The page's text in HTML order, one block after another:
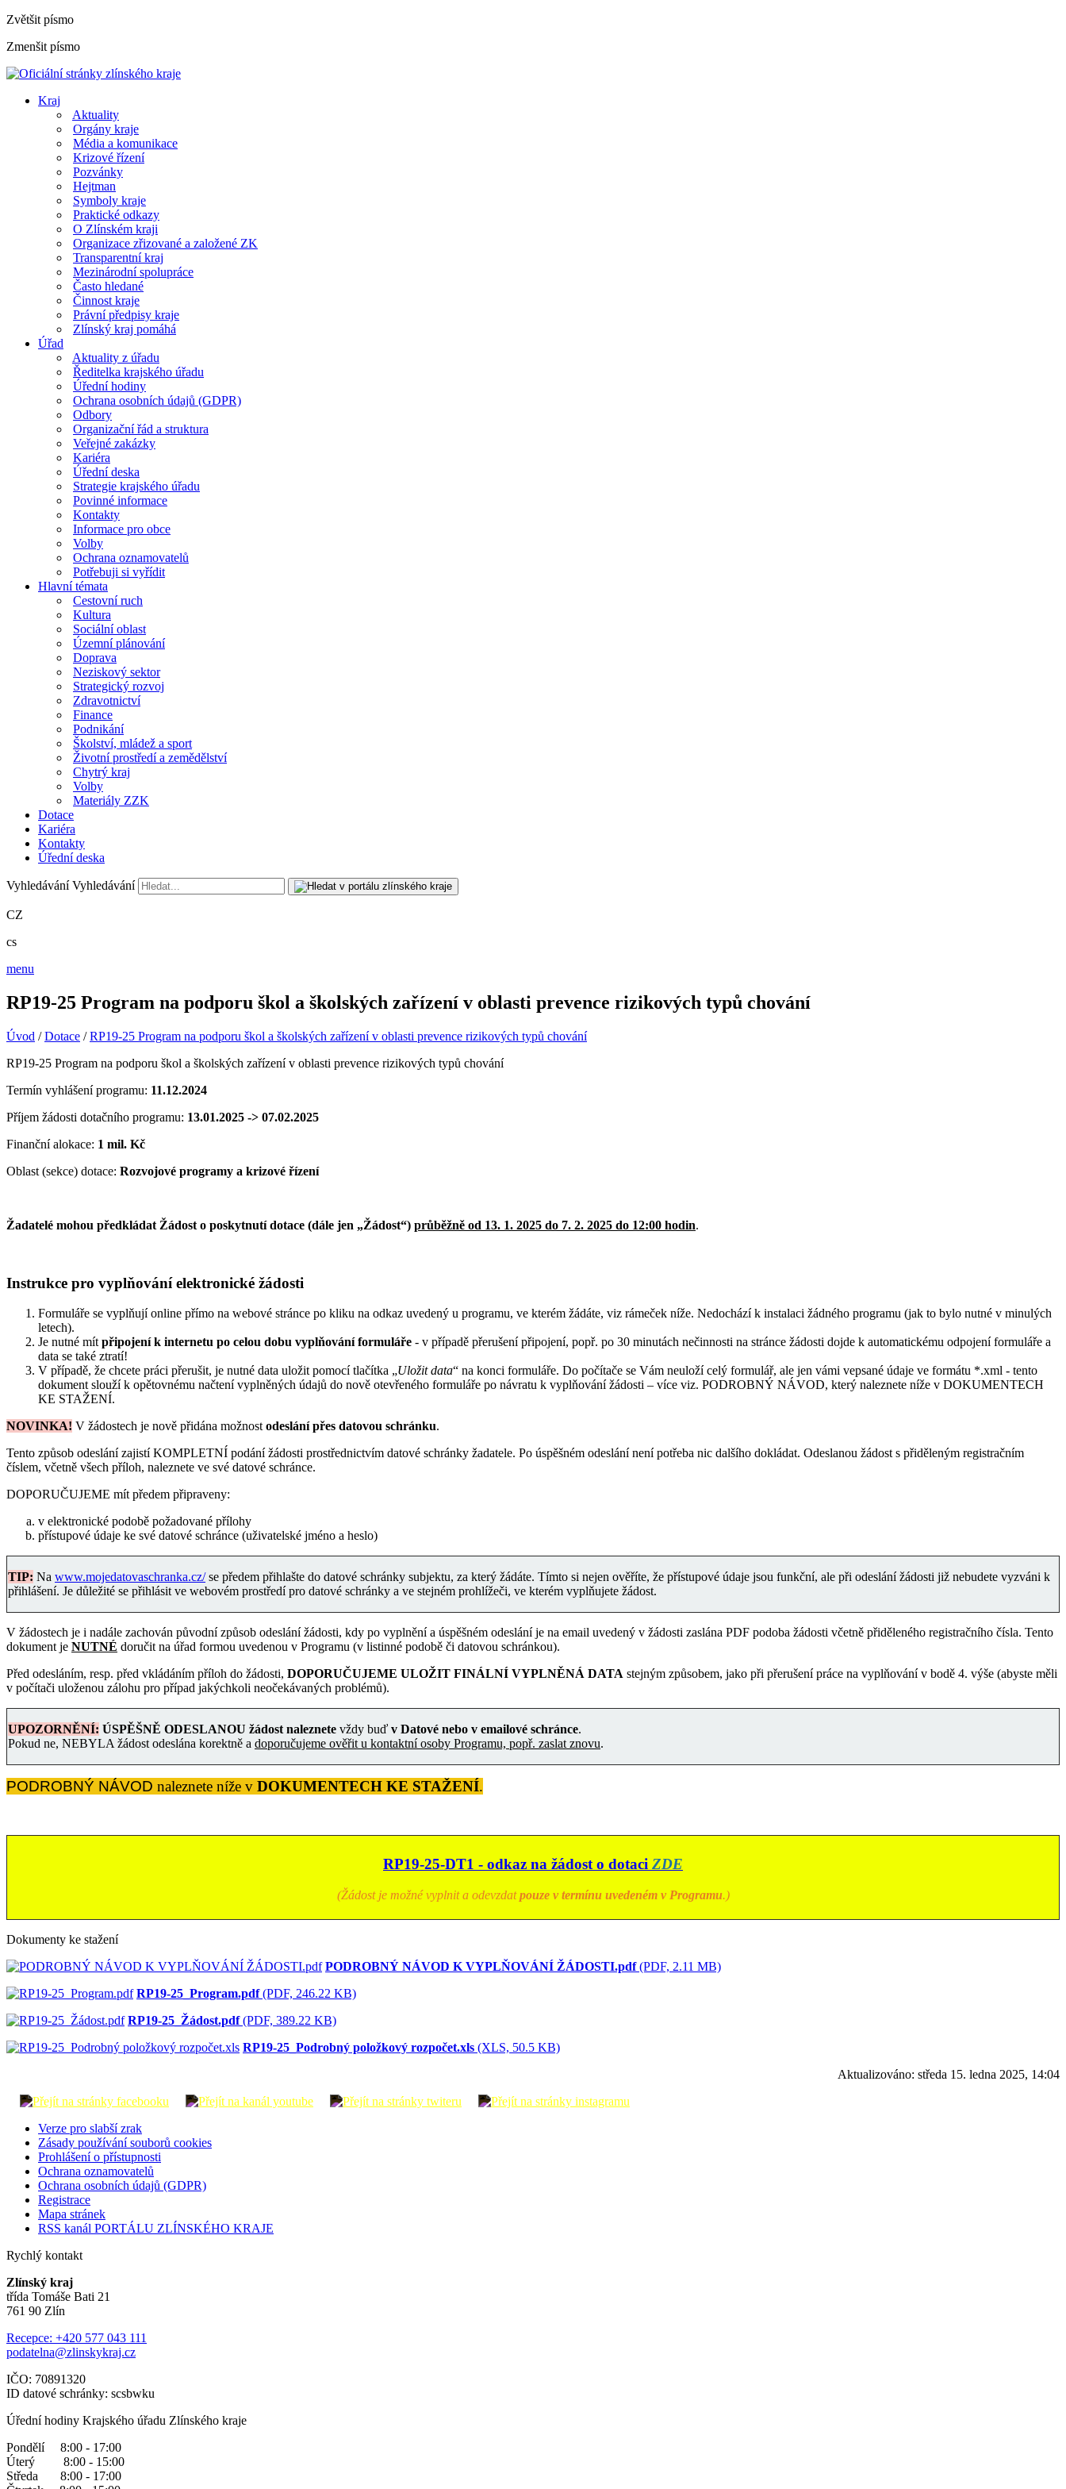
Zvětšit písmo
Zmenšit písmo
Kraj
Aktuality
Orgány kraje
Média a komunikace
Krizové řízení
Pozvánky
Hejtman
Symboly kraje
Praktické odkazy
O Zlínském kraji
Organizace zřizované a založené ZK
Transparentní kraj
Mezinárodní spolupráce
Často hledané
Činnost kraje
Právní předpisy kraje
Zlínský kraj pomáhá
Úřad
Aktuality z úřadu
Ředitelka krajského úřadu
Úřední hodiny
Ochrana osobních údajů (GDPR)
Odbory
Organizační řád a struktura
Veřejné zakázky
Kariéra
Úřední deska
Strategie krajského úřadu
Povinné informace
Kontakty
Informace pro obce
Volby
Ochrana oznamovatelů
Potřebuji si vyřídit
Hlavní témata
Cestovní ruch
Kultura
Sociální oblast
Územní plánování
Doprava
Neziskový sektor
Strategický rozvoj
Zdravotnictví
Finance
Podnikání
Školství, mládež a sport
Životní prostředí a zemědělství
Chytrý kraj
Volby
Materiály ZZK
Dotace
Kariéra
Kontakty
Úřední deska
Vyhledávání Vyhledávání
CZ
cs
menu
RP19-25 Program na podporu škol a školských zařízení v oblasti prevence rizikových typů chování
Úvod /Dotace /RP19-25 Program na podporu škol a školských zařízení v oblasti prevence rizikových typů chování
RP19-25 Program na podporu škol a školských zařízení v oblasti prevence rizikových typů chování
Termín vyhlášení programu: 11.12.2024
Příjem žádosti dotačního programu: 13.01.2025 -> 07.02.2025
Finanční alokace: 1 mil. Kč
Oblast (sekce) dotace: Rozvojové programy a krizové řízení
Žadatelé mohou předkládat Žádost o poskytnutí dotace (dále jen „Žádost“) průběžně od 13. 1. 2025 do 7. 2. 2025 do 12:00 hodin.
Instrukce pro vyplňování elektronické žádosti
Formuláře se vyplňují online přímo na webové stránce po kliku na odkaz uvedený u programu, ve kterém žádáte, viz rámeček níže. Nedochází k instalaci žádného programu (jak to bylo nutné v minulých
letech).
Je nutné mít připojení k internetu po celou dobu vyplňování formuláře - v případě přerušení připojení, popř. po 30 minutách nečinnosti na stránce žádosti dojde k automatickému odpojení formuláře a
data se také ztratí!
V případě, že chcete práci přerušit, je nutné data uložit pomocí tlačítka „Uložit data“ na konci formuláře. Do počítače se Vám neuloží celý formulář, ale jen vámi vepsané údaje ve formátu *.xml - tento
dokument slouží k opětovnému načtení vyplněných údajů do nově otevřeného formuláře po návratu k vyplňování žádosti – více viz. PODROBNÝ NÁVOD, který naleznete níže v DOKUMENTECH
KE STAŽENÍ.
NOVINKA! V žádostech je nově přidána možnost odeslání přes datovou schránku.
Tento způsob odeslání zajistí KOMPLETNÍ podání žádosti prostřednictvím datové schránky žadatele. Po úspěšném odeslání není potřeba nic dalšího dokládat. Odeslanou žádost s přiděleným registračním
číslem, včetně všech příloh, naleznete ve své datové schránce.
DOPORUČUJEME mít předem připraveny:
v elektronické podobě požadované přílohy
přístupové údaje ke své datové schránce (uživatelské jméno a heslo)
TIP: Na www.mojedatovaschranka.cz/se předem přihlašte do datové schránky subjektu, za který žádáte. Tímto si nejen ověříte, že přístupové údaje jsou funkční, ale při odeslání žádosti již nebudete vyzváni k
přihlášení. Je důležité se přihlásit ve webovém prostředí pro datové schránky a ve stejném prohlížeči, ve kterém vyplňujete žádost.
V žádostech je i nadále zachován původní způsob odeslání žádosti, kdy po vyplnění a úspěšném odeslání je na email uvedený v žádosti zaslána PDF podoba žádosti včetně přiděleného registračního čísla. Tento
dokument je NUTNÉ doručit na úřad formou uvedenou v Programu (v listinné podobě či datovou schránkou).
Před odesláním, resp. před vkládáním příloh do žádosti, DOPORUČUJEME ULOŽIT FINÁLNÍ VYPLNĚNÁ DATA stejným způsobem, jako při přerušení práce na vyplňování v bodě 4. výše (abyste měli
v počítači uloženou zálohu pro případ jakýchkoli neočekávaných problémů).
UPOZORNĚNÍ: ÚSPĚŠNĚ ODESLANOU žádost naleznete vždy buď v Datové nebo v emailové schránce.
Pokud ne, NEBYLA žádost odeslána korektně a doporučujeme ověřit u kontaktní osoby Programu, popř. zaslat znovu.
PODROBNÝ NÁVOD naleznete níže v DOKUMENTECH KE STAŽENÍ.
RP19-25-DT1 - odkaz na žádost o dotaci ZDE
(Žádost je možné vyplnit a odevzdatpouze v termínu uvedeném v Programu.)
Dokumenty ke stažení
PODROBNÝ NÁVOD K VYPLŇOVÁNÍ ŽÁDOSTI.pdf(PDF, 2.11 MB)
RP19-25_Program.pdf(PDF, 246.22 KB)
RP19-25_Žádost.pdf(PDF, 389.22 KB)
RP19-25_Podrobný položkový rozpočet.xls (XLS, 50.5 KB)
Aktualizováno: středa 15. ledna 2025, 14:04
Verze pro slabší zrak
Zásady používání souborů cookies
Prohlášení o přístupnosti
Ochrana oznamovatelů
Ochrana osobních údajů (GDPR)
Registrace
Mapa stránek
RSS kanál PORTÁLU ZLÍNSKÉHO KRAJE
Rychlý kontakt
Zlínský kraj
třída Tomáše Bati 21
761 90 Zlín
Recepce: +420 577 043 111
podatelna@zlinskykraj.cz
IČO: 70891320
ID datové schránky: scsbwku
Úřední hodiny Krajského úřadu Zlínského kraje
Pondělí 8:00 - 17:00
Úterý 8:00 - 15:00
Středa 8:00 - 17:00